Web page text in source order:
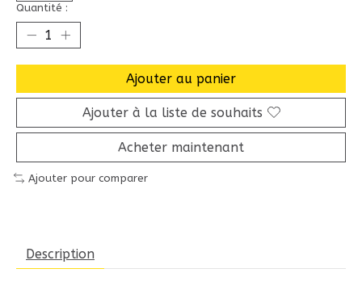
Quantité :
Ajouter au panier
Ajouter à la liste de souhaits
Acheter maintenant
Ajouter pour comparer
Description